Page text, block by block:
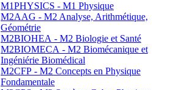
M1PHYSICS - M1 Physique
M2AAG - M2 Analyse, Arithmétique,
Géométrie
M2BIOHEA - M2 Biologie et Santé
M2BIOMECA - M2 Biomécanique et
Ingéniérie Biomédical
M2CFP - M2 Concepts en Physique
Fondamentale